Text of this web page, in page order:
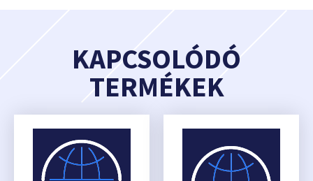
KAPCSOLÓDÓ
TERMÉKEK